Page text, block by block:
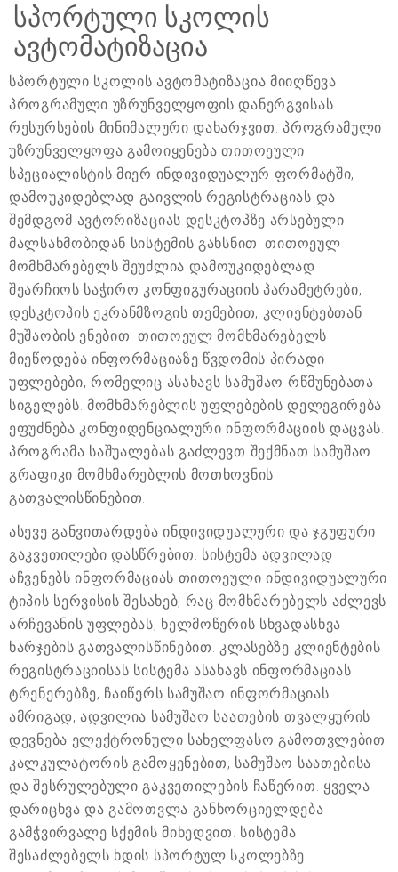
სპორტული სკოლის
ავტომატიზაცია
სპორტული სკოლის ავტომატიზაცია მიიღწევა
პროგრამული უზრუნველყოფის დანერგვისას
რესურსების მინიმალური დახარჯვით. პროგრამული
უზრუნველყოფა გამოიყენება თითოეული
სპეციალისტის მიერ ინდივიდუალურ ფორმატში,
დამოუკიდებლად გაივლის რეგისტრაციას და
შემდგომ ავტორიზაციას დესკტოპზე არსებული
მალსახმობიდან სისტემის გახსნით. თითოეულ
მომხმარებელს შეუძლია დამოუკიდებლად
შეარჩიოს საჭირო კონფიგურაციის პარამეტრები,
დესკტოპის ეკრანმზოგის თემებით, კლიენტებთან
მუშაობის ენებით. თითოეულ მომხმარებელს
მიეწოდება ინფორმაციაზე წვდომის პირადი
უფლებები, რომელიც ასახავს სამუშაო რწმუნებათა
სიგელებს. მომხმარებლის უფლებების დელეგირება
ეფუძნება კონფიდენციალური ინფორმაციის დაცვას.
პროგრამა საშუალებას გაძლევთ შექმნათ სამუშაო
გრაფიკი მომხმარებლის მოთხოვნის
გათვალისწინებით.
ასევე განვითარდება ინდივიდუალური და ჯგუფური
გაკვეთილები დასწრებით. სისტემა ადვილად
აჩვენებს ინფორმაციას თითოეული ინდივიდუალური
ტიპის სერვისის შესახებ, რაც მომხმარებელს აძლევს
არჩევანის უფლებას, ხელმოწერის სხვადასხვა
ხარჯების გათვალისწინებით. კლასებზე კლიენტების
რეგისტრაციისას სისტემა ასახავს ინფორმაციას
ტრენერებზე, ჩაიწერს სამუშაო ინფორმაციას.
ამრიგად, ადვილია სამუშაო საათების თვალყურის
დევნება ელექტრონული სახელფასო გამოთვლებით
კალკულატორის გამოყენებით, სამუშაო საათებისა
და შესრულებული გაკვეთილების ჩაწერით. ყველა
დარიცხვა და გამოთვლა განხორციელდება
გამჭვირვალე სქემის მიხედვით. სისტემა
შესაძლებელს ხდის სპორტულ სკოლებზე